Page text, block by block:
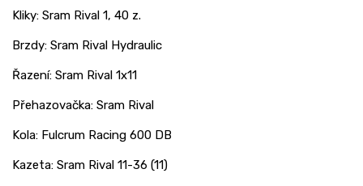
Kliky: Sram Rival 1, 40 z.
Brzdy: Sram Rival Hydraulic
Řazení: Sram Rival 1x11
Přehazovačka: Sram Rival
Kola: Fulcrum Racing 600 DB
Kazeta: Sram Rival 11-36 (11)